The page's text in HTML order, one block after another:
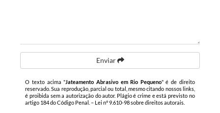
Enviar
O texto acima "Jateamento Abrasivo em Rio Pequeno" é de direito
reservado. Sua reprodução, parcial ou total, mesmo citando nossos links,
é proibida sem a autorização do autor. Plágio é crime e está previsto no
artigo 184 do Código Penal. – Lei n° 9.610-98 sobre direitos autorais